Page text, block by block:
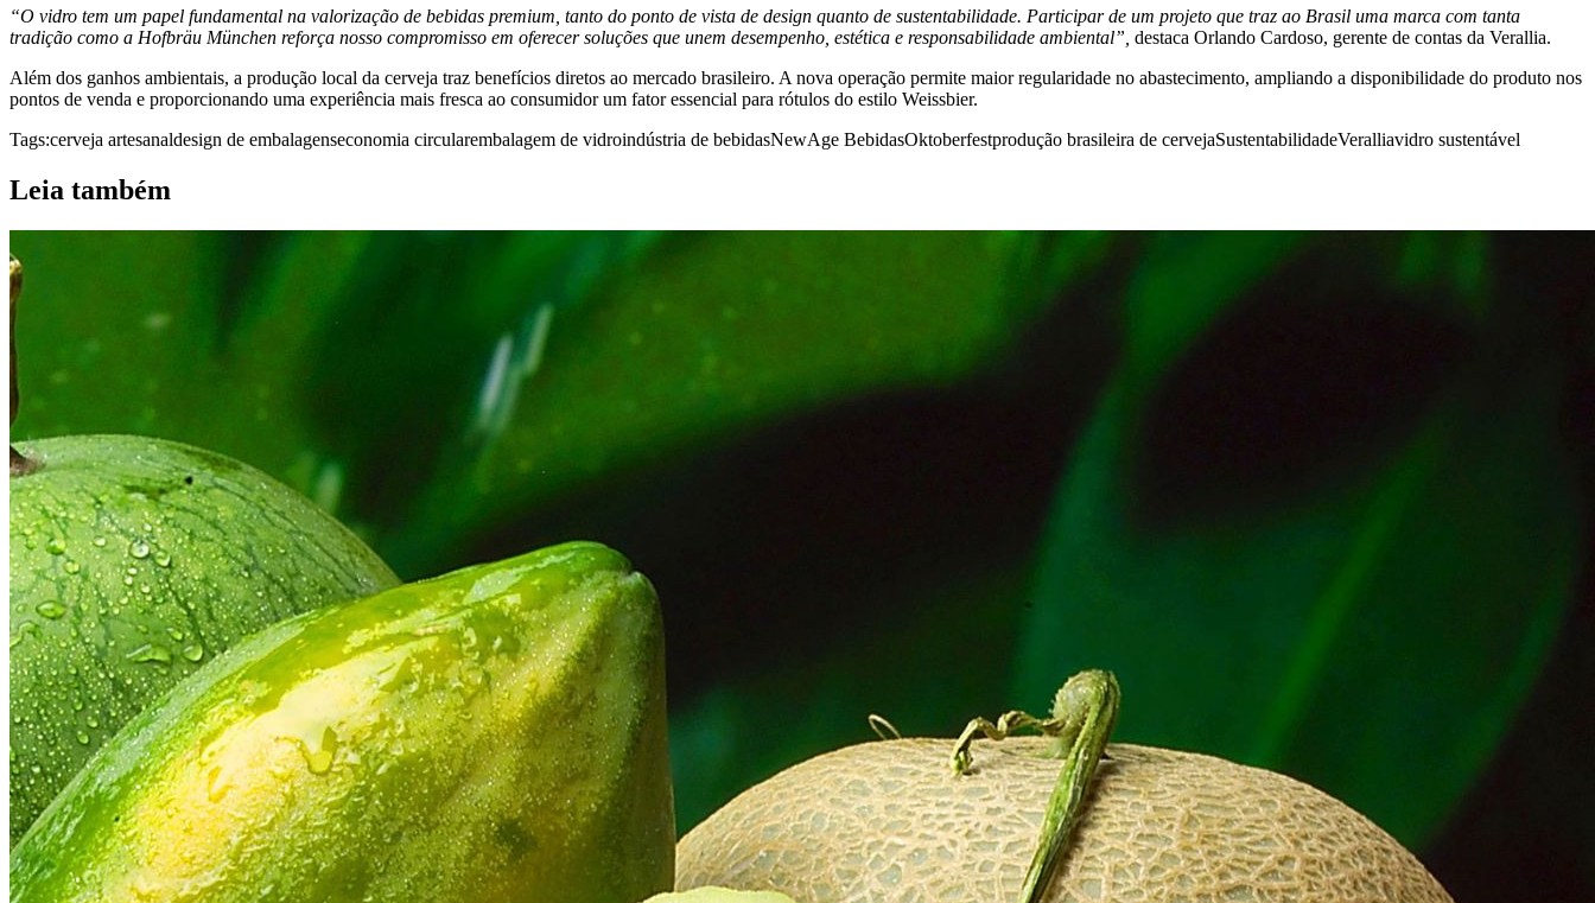
“O vidro tem um papel fundamental na valorização de bebidas premium, tanto do ponto de vista de design quanto de sustentabilidade. Participar de um projeto que traz ao Brasil uma marca com tanta
tradição como a Hofbräu München reforça nosso compromisso em oferecer soluções que unem desempenho, estética e responsabilidade ambiental”, destaca Orlando Cardoso, gerente de contas da Verallia.
Além dos ganhos ambientais, a produção local da cerveja traz benefícios diretos ao mercado brasileiro. A nova operação permite maior regularidade no abastecimento, ampliando a disponibilidade do produto nos
pontos de venda e proporcionando uma experiência mais fresca ao consumidor um fator essencial para rótulos do estilo Weissbier.
Tags:cerveja artesanaldesign de embalagenseconomia circularembalagem de vidroindústria de bebidasNewAge BebidasOktoberfestprodução brasileira de cervejaSustentabilidadeVeralliavidro sustentável
Leia também